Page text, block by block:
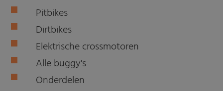
Pitbikes
Dirtbikes
Elektrische crossmotoren
Alle buggy's
Onderdelen